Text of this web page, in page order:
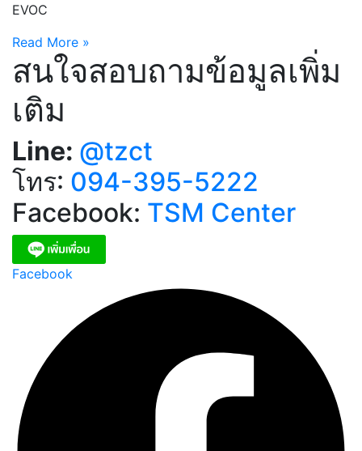
EVOC
Read More »
สนใจสอบถามข้อมูลเพิ่ม
เติม
Line: @tzct
โทร: 094-395-5222
Facebook: TSM Center
Facebook